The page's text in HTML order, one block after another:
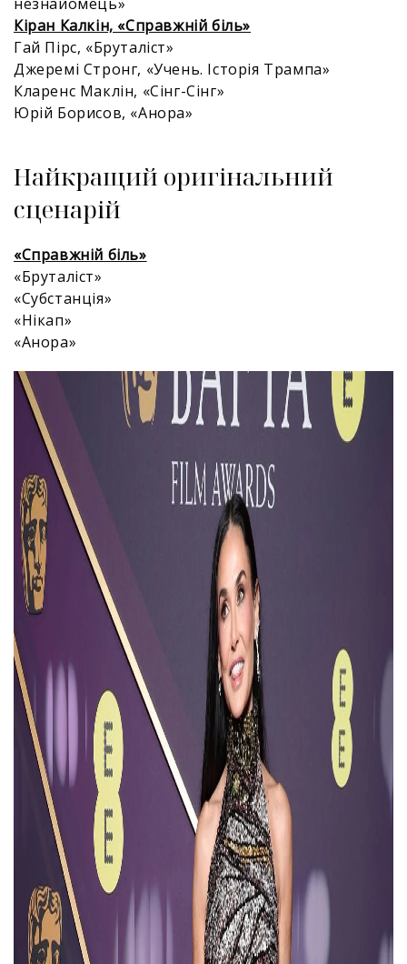
незнайомець»
Кіран Калкін, «Справжній біль»
Гай Пірс, «Бруталіст»
Джеремі Стронг, «Учень. Історія Трампа»
Кларенс Маклін, «Сінг-Сінг»
Юрій Борисов, «Анора»
Найкращий оригінальний
сценарій
«Справжній біль»
«Бруталіст»
«Субстанція»
«Нікап»
«Анора»